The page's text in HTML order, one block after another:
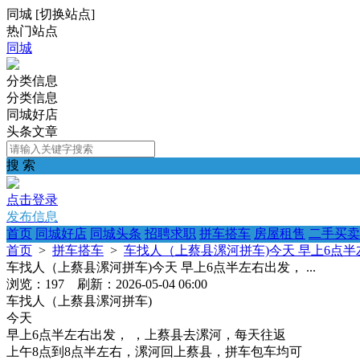
同城 [切换站点]
热门站点
同城
分类信息
分类信息
同城好店
头条文章
搜 索
点击登录
发布信息
首页 同城好店 同城头条 招聘求职 拼车搭车 房屋租售 二手买卖
首页 > 拼车搭车 > 车找人（上蔡县漯河拼车)今天 早上6点半
车找人（上蔡县漯河拼车)今天 早上6点半左右出发， ...
浏览：197 刷新：2026-05-04 06:00
车找人（上蔡县漯河拼车)
今天
早上6点半左右出发， ，上蔡县去漯河，每天往返
上午8点到8点半左右，漯河回上蔡县，拼车包车均可